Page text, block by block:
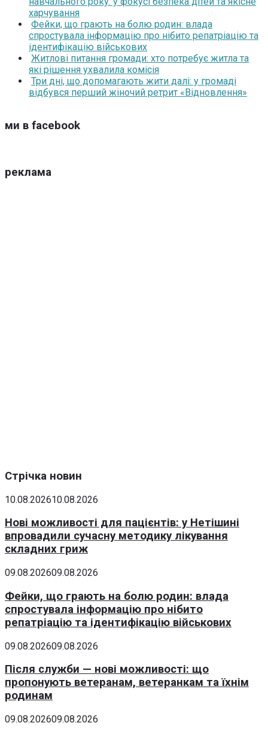
харчування
Фейки, що грають на болю родин: влада
спростувала інформацію про нібито репатріацію та
ідентифікацію військових
Житлові питання громади: хто потребує житла та
які рішення ухвалила комісія
Три дні, що допомагають жити далі: у громаді
відбувся перший жіночий ретрит «Відновлення»
ми в facebook
реклама
Стрічка новин
10.08.202610.08.2026
Нові можливості для пацієнтів: у Нетішині
впровадили сучасну методику лікування
складних гриж
09.08.202609.08.2026
Фейки, що грають на болю родин: влада
спростувала інформацію про нібито
репатріацію та ідентифікацію військових
09.08.202609.08.2026
Після служби — нові можливості: що
пропонують ветеранам, ветеранкам та їхнім
родинам
09.08.202609.08.2026